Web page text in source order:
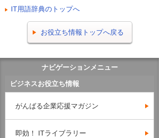
IT用語辞典のトップへ
お役立ち情報トップへ戻る
ナビゲーションメニュー
ビジネスお役立ち情報
がんばる企業応援マガジン
即効！ ITライブラリー